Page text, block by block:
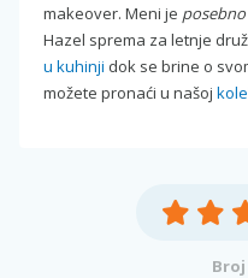
makeover. Meni je posebno
Hazel sprema za letnje
u kuhinji dok se brine o
možete pronaći u našoj
Broj